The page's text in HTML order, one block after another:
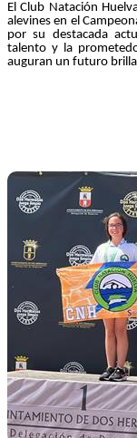
El Club Natación
alevines en el
por su destacada
talento y la
auguran un futuro